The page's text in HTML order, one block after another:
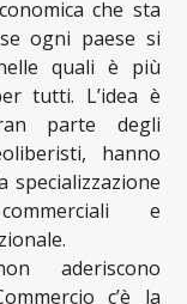
che sta
ogni paese si
quali è più
tutti. L’idea è
parte degli
hanno
specializzazione
e
aderiscono
c’è la